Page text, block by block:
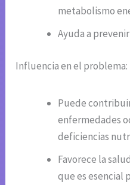
metabolismo
Ayuda a
Influencia en el problema:
Puede
enfermedades
deficiencias
Favorece la
que es esencial